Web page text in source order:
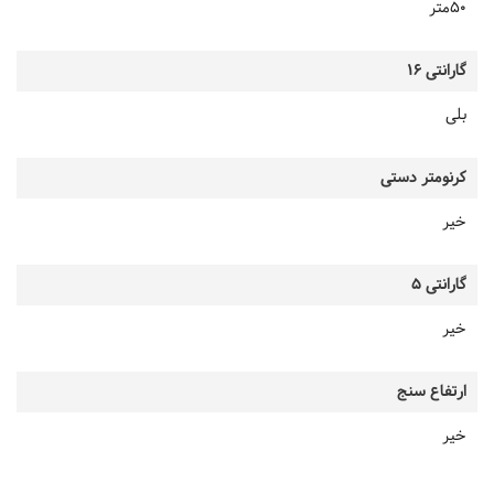
50متر
گارانتی 16
بلی
کرنومتر دستی
خیر
گارانتی 5
خیر
ارتفاع سنج
خیر